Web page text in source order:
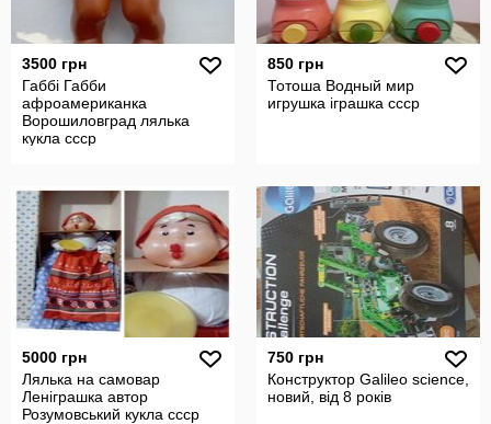
3500 грн
Габбі Габби
афроамериканка
Ворошиловград лялька
кукла ссср
850 грн
Тотоша Водный мир
игрушка іграшка ссср
5000 грн
Лялька на самовар
Леніграшка автор
Розумовський кукла ссср
750 грн
Конструктор Galileo science,
новий, від 8 років